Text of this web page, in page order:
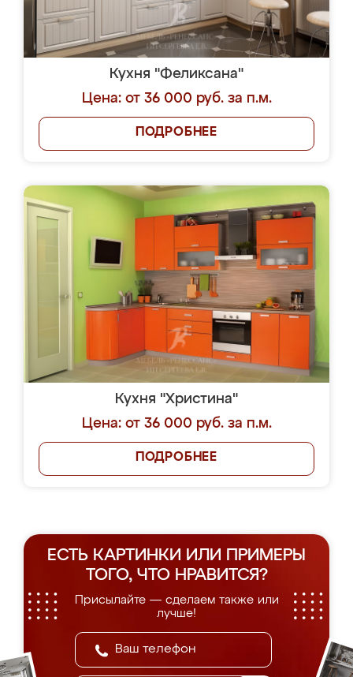
Кухня "Феликсана"
Цена: от 36 000 руб. за п.м.
ПОДРОБНЕЕ
Кухня "Христина"
Цена: от 36 000 руб. за п.м.
ПОДРОБНЕЕ
ЕСТЬ КАРТИНКИ ИЛИ ПРИМЕРЫ
ТОГО, ЧТО НРАВИТСЯ?
Присылайте — сделаем также или
лучше!